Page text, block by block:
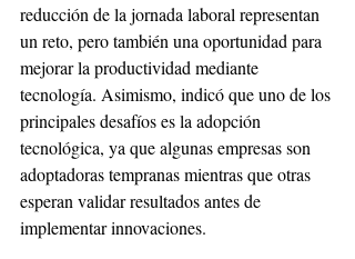
reducción de la jornada laboral representan
un reto, pero también una oportunidad para
mejorar la productividad mediante
tecnología. Asimismo, indicó que uno de los
principales desafíos es la adopción
tecnológica, ya que algunas empresas son
adoptadoras tempranas mientras que otras
esperan validar resultados antes de
implementar innovaciones.